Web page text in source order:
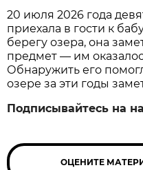
20 июля 2026 года
приехала в гости к
берегу озера, она
предмет — им
Обнаружить его
озере за эти годы
Подписывайтесь на
ОЦЕНИТЕ